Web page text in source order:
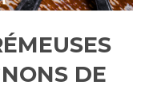
DE